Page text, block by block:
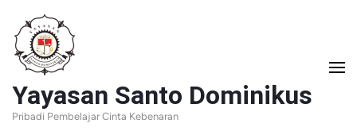
Lompat
ke
konten
(Tekan
Enter)
Yayasan Santo Dominikus
Pribadi Pembelajar Cinta Kebenaran